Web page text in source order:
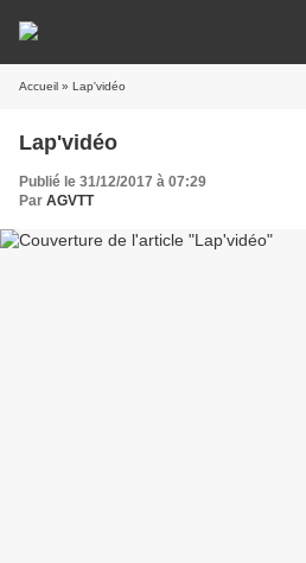
Accueil » Lap'vidéo
Lap'vidéo
Publié le 31/12/2017 à 07:29
Par AGVTT